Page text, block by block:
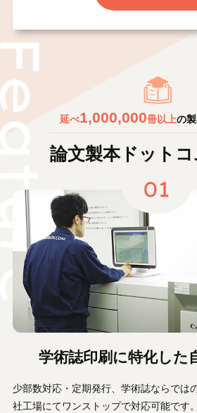
本文 紙厚
（連量）
部数
延べ1,000,000冊以上の
論文製本ドット
学術誌印刷に特化した
少部数対応・定期発行、学術誌ならでは
社工場にてワンストップで対応可能です